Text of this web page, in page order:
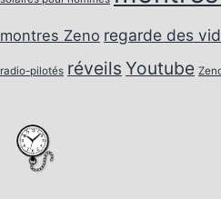
montres Zeno regarde des
radio-pilotés réveils Youtube